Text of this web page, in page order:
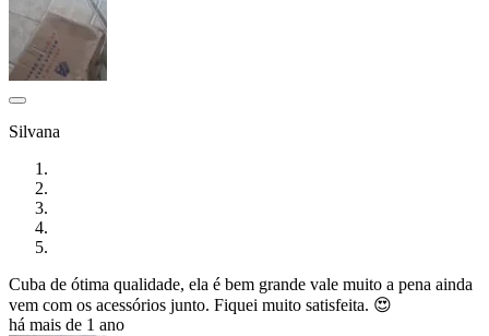
Silvana
Cuba de ótima qualidade, ela é bem grande vale muito a pena ainda
vem com os acessórios junto. Fiquei muito satisfeita. 😍
há mais de 1 ano